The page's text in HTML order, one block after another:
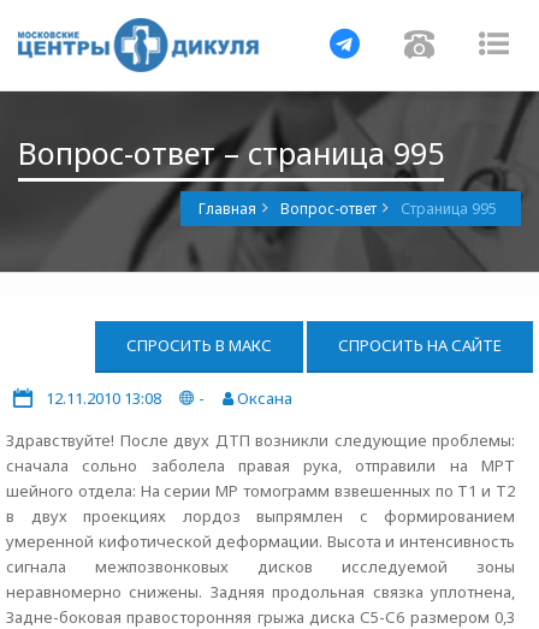
Навигация
Вопрос-ответ – страница 995
Главная Вопрос-ответ Страница 995
СПРОСИТЬ В МАКС СПРОСИТЬ НА САЙТЕ
12.11.2010 13:08 -
Оксана
Здравствуйте! После двух ДТП возникли следующие проблемы:
сначала сольно заболела правая рука, отправили на МРТ
шейного отдела: На серии МР томограмм взвешенных по Т1 и Т2
в двух проекциях лордоз выпрямлен с формированием
умеренной кифотической деформации. Высота и интенсивность
сигнала межпозвонковых дисков исследуемой зоны
неравномерно снижены. Задняя продольная связка уплотнена,
Задне-боковая правосторонняя грыжа диска С5-С6 размером 0,3